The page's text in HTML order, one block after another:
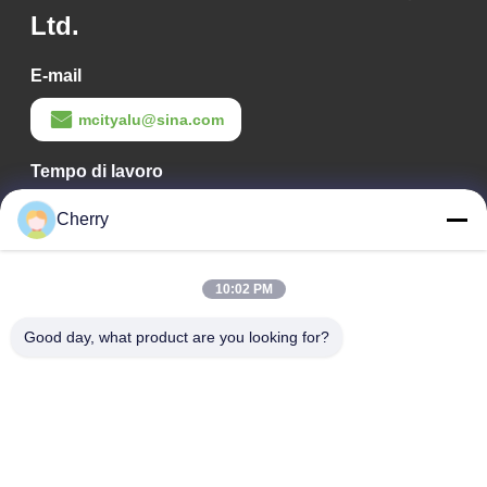
Ltd.
E-mail
mcityalu@sina.com
Tempo di lavoro
8:00-22:00
Il nostro indirizzo
P.R.China.
Cherry
10:02 PM
Good day, what product are you looking for?